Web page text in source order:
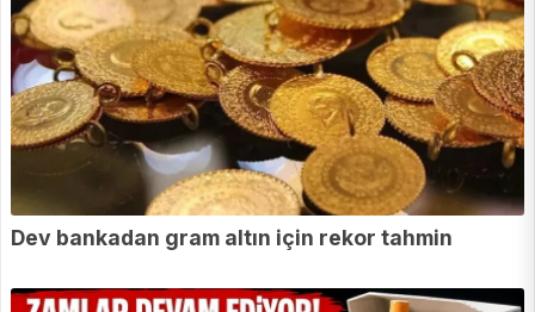
Dev bankadan gram altın için rekor tahmin